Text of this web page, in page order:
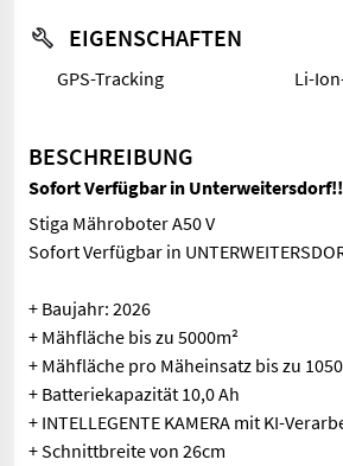
EIGENSCHAFTEN
GPS-Tracking Li-
BESCHREIBUNG
Sofort Verfügbar in Unterweitersdorf!!
Stiga Mähroboter A50 V
Sofort Verfügbar in
+ Baujahr: 2026
+ Mähfläche bis zu 5000m²
+ Mähfläche pro Mäheinsatz bis zu
+ Batteriekapazität 10,0 Ah
+ INTELLEGENTE KAMERA mit KI-
+ Schnittbreite von 26cm